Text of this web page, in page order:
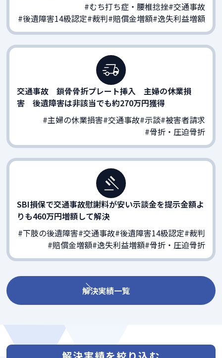
#むち打ち症・腰椎捻挫#交通事故
#後遺障害14級認定#裁判#賠償金増額#逸失利益増額
交通事故 鎖骨骨折プレート挿入 主婦の休業損
害 後遺障害は非該当でも約270万円獲得
#主婦の休業損害#交通事故#示談#被害者請求
#骨折・圧迫骨折
SBI損保で交通事故慰謝料が安い示談金を提示金額よ
りも460万円増額して解決
#下肢の後遺障害#交通事故#後遺障害14級認定#裁判
#賠償金増額#逸失利益増額#骨折・圧迫骨折
解決実績一覧